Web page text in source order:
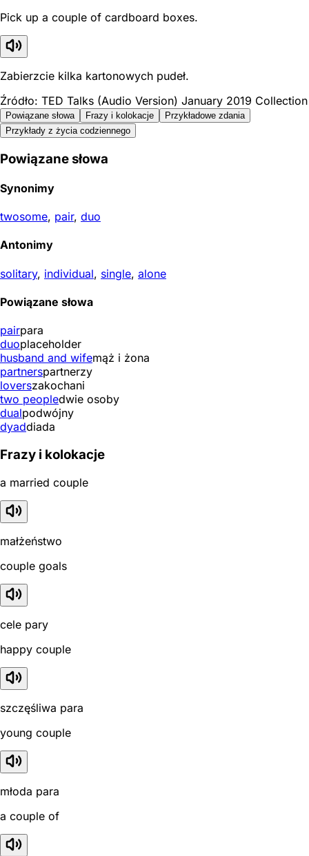
Pick up a couple of cardboard boxes.
Zabierzcie kilka kartonowych pudeł.
Źródło: TED Talks (Audio Version) January 2019 Collection
Powiązane słowa Frazy i kolokacje
Przykładowe zdania
Przykłady z życia codziennego
Powiązane słowa
Synonimy
twosome, pair, duo
Antonimy
solitary, individual, single, alone
Powiązane słowa
pairpara
duoplaceholder
husband and wifemąż i żona
partnerspartnerzy
loverszakochani
two peopledwie osoby
dualpodwójny
dyaddiada
Frazy i kolokacje
a married couple
małżeństwo
couple goals
cele pary
happy couple
szczęśliwa para
young couple
młoda para
a couple of